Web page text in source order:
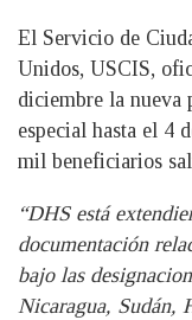
El Servicio de
Unidos, USCIS,
diciembre la nueva
especial hasta el 4
mil beneficiarios
“DHS está
documentación
bajo las
Nicaragua, Sudán,